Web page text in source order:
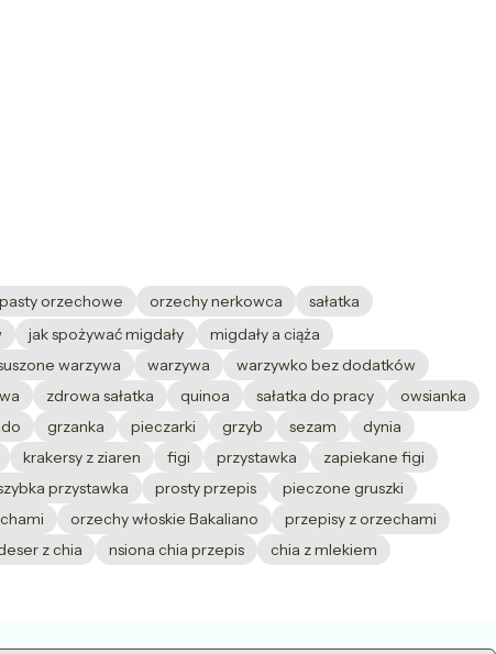
pasty orzechowe orzechy nerkowca
sałatka
jak spożywać migdały
migdały a ciąża
warzywa warzywa
warzywko bez dodatków
zdrowa sałatka quinoa sałatka do pracy
owsianka
grzanka pieczarki grzyb sezam
dynia
krakersy z ziaren figi przystawka
zapiekane figi
przystawka prosty przepis
pieczone gruszki
orzechy włoskie Bakaliano
przepisy z orzechami
z chia nsiona chia przepis
chia z mlekiem